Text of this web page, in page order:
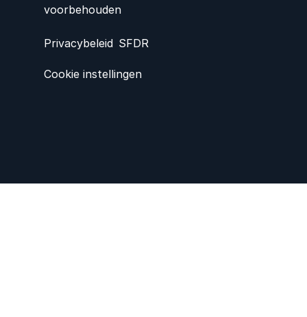
voorbehouden
Privacybeleid SFDR
Cookie instellingen